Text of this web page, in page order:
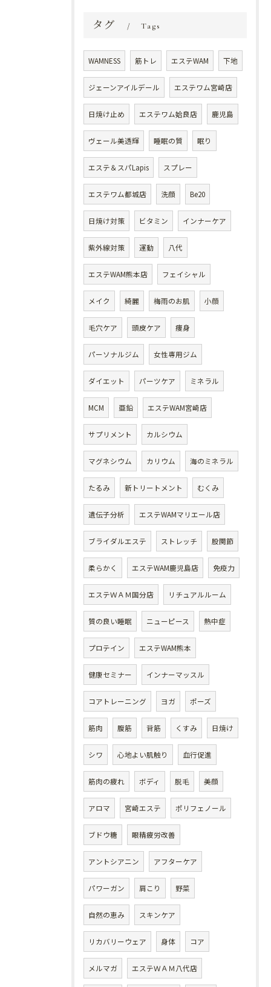
タグ Tags
WAMNESS 筋トレ エステWAM 下地
ジェーンアイルデール エステワム宮崎店
日焼け止め エステワム姶良店 鹿児島
ヴェール美透輝 睡眠の質 眠り
エステ＆スパLapis スプレー
エステワム都城店 洗顔 Be20
日焼け対策 ビタミン インナーケア
紫外線対策 運動 八代
エステWAM熊本店 フェイシャル
メイク 綺麗 梅雨のお肌 小顔
毛穴ケア 頭皮ケア 痩身
パーソナルジム 女性専用ジム
ダイエット パーツケア ミネラル
MCM 亜鉛 エステWAM宮崎店
サプリメント カルシウム
マグネシウム カリウム 海のミネラル
たるみ 新トリートメント むくみ
遺伝子分析 エステWAMマリエール店
ブライダルエステ ストレッチ 股関節
柔らかく エステWAM鹿児島店 免疫力
エステＷＡＭ国分店 リチュアルルーム
質の良い睡眠 ニューピース 熱中症
プロテイン エステWAM熊本
健康セミナー インナーマッスル
コアトレーニング ヨガ ポーズ
筋肉 腹筋 背筋 くすみ 日焼け
シワ 心地よい肌触り 血行促進
筋肉の疲れ ボディ 脱毛 美顔
アロマ 宮崎エステ ポリフェノール
ブドウ糖 眼精疲労改善
アントシアニン アフターケア
パワーガン 肩こり 野菜
自然の恵み スキンケア
リカバリーウェア 身体 コア
メルマガ エステＷＡＭ八代店